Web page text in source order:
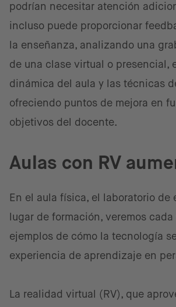
podrían necesitar atención
incluso puede proporcionar
la enseñanza, analizando una
de una clase virtual o presencial,
dinámica del aula y las técnicas
ofreciendo puntos de mejora en
objetivos del docente.
Aulas con RV
En el aula física, el laboratorio de
lugar de formación, veremos
ejemplos de cómo la tecnología
experiencia de aprendizaje en
La realidad virtual (RV), que